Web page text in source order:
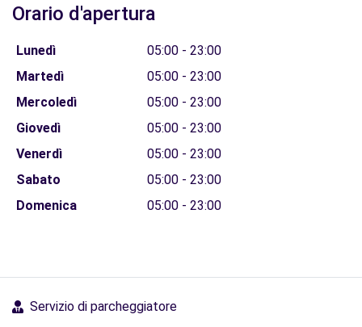
Orario d'apertura
Lunedì
05:00 - 23:00
Martedì
05:00 - 23:00
Mercoledì
05:00 - 23:00
Giovedì
05:00 - 23:00
Venerdì
05:00 - 23:00
Sabato
05:00 - 23:00
Domenica
05:00 - 23:00
Servizio di parcheggiatore